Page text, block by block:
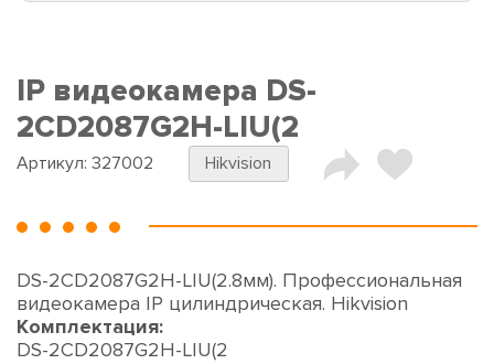
IP видеокамера DS-
2CD2087G2H-LIU(2
Артикул: 327002 Hikvision
DS-2CD2087G2H-LIU(2.8мм). Профессиональная
видеокамера IP цилиндрическая. Hikvision
Комплектация:
DS-2CD2087G2H-LIU(2